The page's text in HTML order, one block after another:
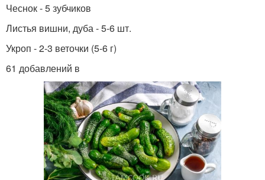
Чеснок - 5 зубчиков
Листья вишни, дуба - 5-6 шт.
Укроп - 2-3 веточки (5-6 г)
61 добавлений в